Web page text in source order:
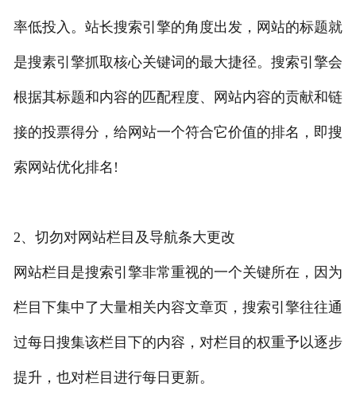
率低投入。站长搜索引擎的角度出发，网站的标题就
是搜素引擎抓取核心关键词的最大捷径。搜索引擎会
根据其标题和内容的匹配程度、网站内容的贡献和链
接的投票得分，给网站一个符合它价值的排名，即搜
索网站优化排名!
2、切勿对网站栏目及导航条大更改
网站栏目是搜索引擎非常重视的一个关键所在，因为
栏目下集中了大量相关内容文章页，搜索引擎往往通
过每日搜集该栏目下的内容，对栏目的权重予以逐步
提升，也对栏目进行每日更新。